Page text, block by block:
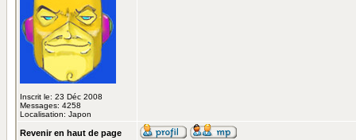
Inscrit le: 23 Déc 2008
Messages: 4258
Localisation: Japon
Revenir en haut de page